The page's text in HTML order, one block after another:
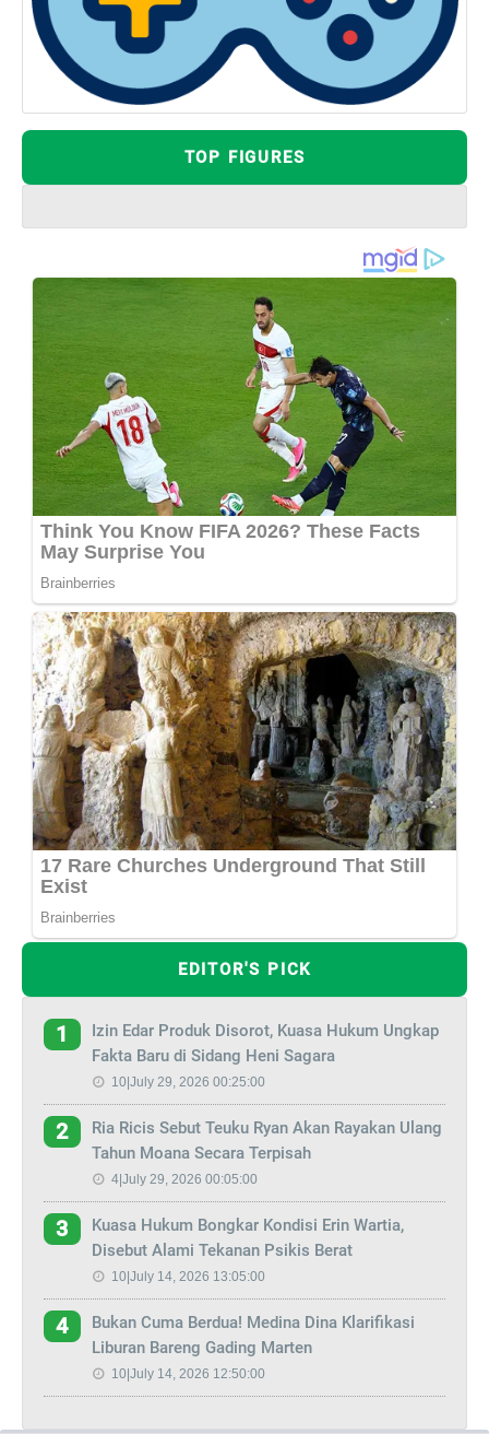
TOP FIGURES
EDITOR'S PICK
1
Izin Edar Produk Disorot, Kuasa Hukum Ungkap
Fakta Baru di Sidang Heni Sagara
10|July 29, 2026 00:25:00
2
Ria Ricis Sebut Teuku Ryan Akan Rayakan Ulang
Tahun Moana Secara Terpisah
4|July 29, 2026 00:05:00
3
Kuasa Hukum Bongkar Kondisi Erin Wartia,
Disebut Alami Tekanan Psikis Berat
10|July 14, 2026 13:05:00
4
Bukan Cuma Berdua! Medina Dina Klarifikasi
Liburan Bareng Gading Marten
10|July 14, 2026 12:50:00